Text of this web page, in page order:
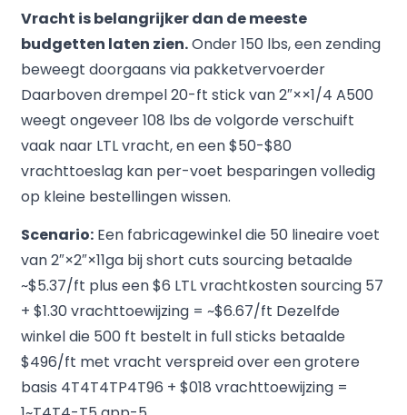
Vracht is belangrijker dan de meeste
budgetten laten zien.Onder 150 lbs, een zending
beweegt doorgaans via pakketvervoerder
Daarboven drempel 20-ft stick van 2″××1/4 A500
weegt ongeveer 108 lbs de volgorde verschuift
vaak naar LTL vracht, en een $50-$80
vrachttoeslag kan per-voet besparingen volledig
op kleine bestellingen wissen.
Scenario:Een fabricagewinkel die 50 lineaire voet
van 2″×2″×11ga bij short cuts sourcing betaalde
~$5.37/ft plus een $6 LTL vrachtkosten sourcing 57
+ $1.30 vrachttoewijzing = ~$6.67/ft Dezelfde
winkel die 500 ft bestelt in full sticks betaalde
$496/ft met vracht verspreid over een grotere
basis 4T4T4TP4T96 + $018 vrachttoewijzing =